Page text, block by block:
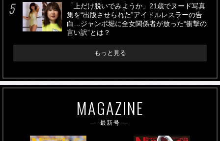
「上だけ脱いでみようか」21歳でヌード写真
集を“出版させられた”アイドルレスラーの告
白…ジャンボ堀に全女関係者が放った“衝撃の
言い訳”とは？
もっと見る
MAGAZINE
最新号